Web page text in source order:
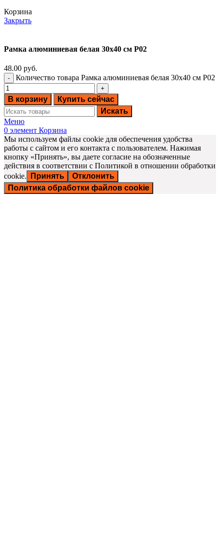
Корзина
Закрыть
Рамка алюминиевая белая 30х40 см P02
48.00 руб.
Количество товара Рамка алюминиевая белая 30х40 см P02
В корзину
Купить сейчас
Искать
Меню
0 элемент Корзина
Мы используем файлы cookie для обеспечения удобства
работы с сайтом и его контакта с пользователем. Нажимая
кнопку «Принять», вы даете согласие на обозначенные
действия в соответствии с Политикой в отношении обработки
cookie.
Принять
Отклонить
Политика обработки файлов cookie